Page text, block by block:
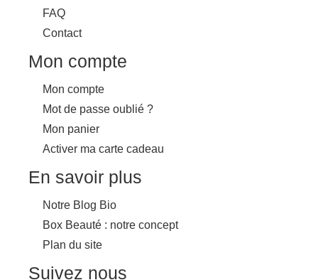
FAQ
Contact
Mon compte
Mon compte
Mot de passe oublié ?
Mon panier
Activer ma carte cadeau
En savoir plus
Notre Blog Bio
Box Beauté : notre concept
Plan du site
Suivez nous